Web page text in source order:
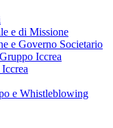
e di Missione
e Governo Societario
Iccrea
e Whistleblowing